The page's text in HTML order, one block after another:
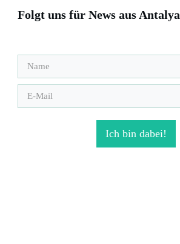
Folgt uns für News aus Antalya
Ich bin dabei!